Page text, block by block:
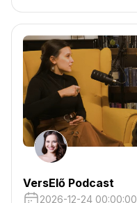
VersElő Podcast
2026-12-24 00:00:00